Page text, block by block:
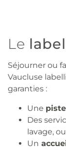
Le
Séjourner ou
Vaucluse
garanties :
Une
Des
lavage,
Un